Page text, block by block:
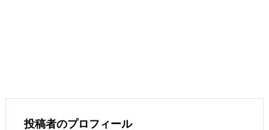
投稿者のプロフィール